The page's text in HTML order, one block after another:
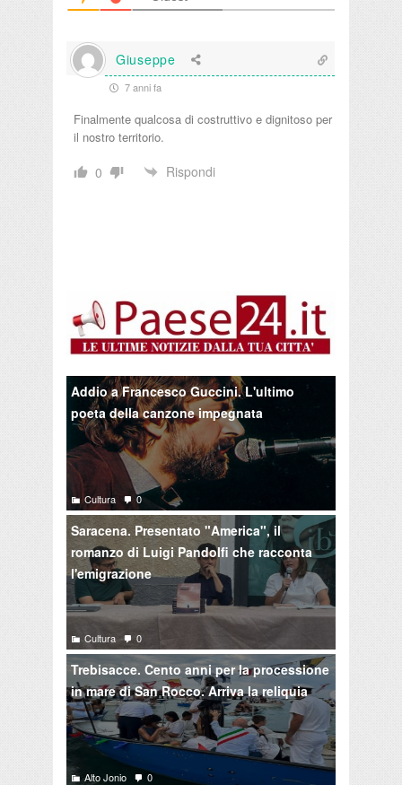
Giuseppe
7 anni fa
Finalmente qualcosa di costruttivo e dignitoso per
il nostro territorio.
0 Rispondi
Addio a Francesco Guccini. L'ultimo
poeta della canzone impegnata
Cultura 0
Saracena. Presentato "America", il
romanzo di Luigi Pandolfi che racconta
l'emigrazione
Cultura 0
Trebisacce. Cento anni per la processione
in mare di San Rocco. Arriva la reliquia
Alto Jonio 0